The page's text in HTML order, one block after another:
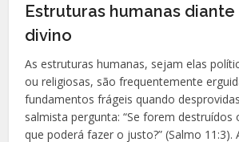
Estruturas humanas diante
divino
As estruturas humanas, sejam elas
ou religiosas, são frequentemente
fundamentos frágeis quando
salmista pergunta: “Se forem destruídos
que poderá fazer o justo?” (Salmo 11:3).